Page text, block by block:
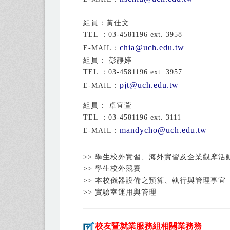
組員：黃佳文
TEL ：03-4581196 ext. 3958
E-MAIL： chia@uch.edu.tw
組員： 彭靜婷
TEL ：03-4581196 ext. 3957
E-MAIL： pjt@uch.edu.tw
組員： 卓宜萱
TEL ：03-4581196 ext. 3111
E-MAIL： mandycho@uch.edu.tw
>> 學生校外實習、海外實習及企業觀摩活
>> 學生校外競賽
>> 本校儀器設備之預算、執行與管理事宜
>> 實驗室運用與管理
校友暨就業服務組相關業務務